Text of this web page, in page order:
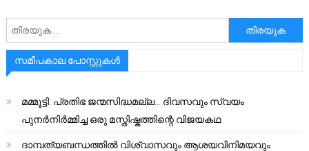
അനേഷിക്കുക
സമീപകാല പോസ്റ്റുകൾ
മമ്മൂട്ടി: പ്രതിഭ ജന്മസിദ്ധമല്ല… ദിവസവും സ്വയം
പുനർനിർമ്മിച്ച ഒരു മസ്തിഷ്കത്തിന്റെ വിജയകഥ
ദാമ്പത്യബന്ധത്തിൽ വിശ്വാസവും ആശയവിനിമയവും